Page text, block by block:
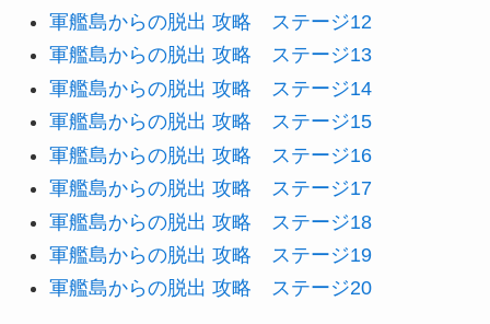
軍艦島からの脱出 攻略 ステージ12
軍艦島からの脱出 攻略 ステージ13
軍艦島からの脱出 攻略 ステージ14
軍艦島からの脱出 攻略 ステージ15
軍艦島からの脱出 攻略 ステージ16
軍艦島からの脱出 攻略 ステージ17
軍艦島からの脱出 攻略 ステージ18
軍艦島からの脱出 攻略 ステージ19
軍艦島からの脱出 攻略 ステージ20